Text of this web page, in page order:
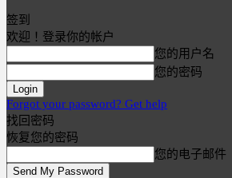
签到
欢迎！登录你的帐户
您的用户名
您的密码
Forgot your password? Get help
找回密码
恢复您的密码
您的电子邮件